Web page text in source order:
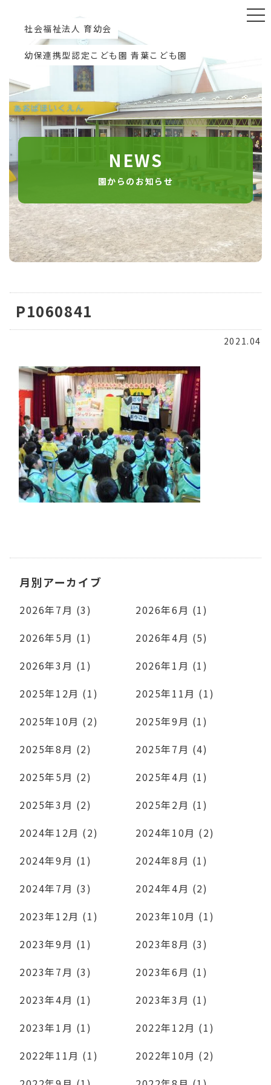
社会福祉法人 育幼会
幼保連携型認定こども園 青葉こども園
NEWS
園からのお知らせ
P1060841
2021.04
月別アーカイブ
2026年7月 (3)
2026年6月 (1)
2026年5月 (1)
2026年4月 (5)
2026年3月 (1)
2026年1月 (1)
2025年12月 (1)
2025年11月 (1)
2025年10月 (2)
2025年9月 (1)
2025年8月 (2)
2025年7月 (4)
2025年5月 (2)
2025年4月 (1)
2025年3月 (2)
2025年2月 (1)
2024年12月 (2)
2024年10月 (2)
2024年9月 (1)
2024年8月 (1)
2024年7月 (3)
2024年4月 (2)
2023年12月 (1)
2023年10月 (1)
2023年9月 (1)
2023年8月 (3)
2023年7月 (3)
2023年6月 (1)
2023年4月 (1)
2023年3月 (1)
2023年1月 (1)
2022年12月 (1)
2022年11月 (1)
2022年10月 (2)